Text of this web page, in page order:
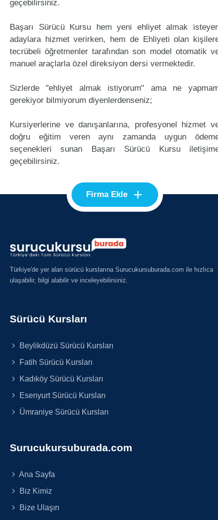
geçebilirsiniz.
Başarı Sürücü Kursu hem yeni ehliyet almak
adaylara hizmet verirken, hem de Ehliyeti olan
tecrübeli öğretmenler tarafından son model otomatik
manuel araçlarla özel direksiyon dersi vermektedir.
Sizlerde "ehliyet almak istiyorum" ama ne
gerekiyor bilmiyorum diyenlerdenseniz;
Kursiyerlerine ve danışanlarına, profesyonel hizmet
doğru eğitim veren aynı zamanda uygun
seçenekleri sunan Başarı Sürücü Kursu
geçebilirsiniz.
Firma Ekle +
Türkiye'de yer alan sürücü kurslarına Surucukursuburada.com ile hızlıca
ulaşabilir, bilgi alabilir ve inceleyebilirsiniz.
Sürücü Kursları
Beylikdüzü Sürücü Kursları
Fatih Sürücü Kursları
Kadıköy Sürücü Kursları
Esenyurt Sürücü Kursları
Ümraniye Sürücü Kursları
Surucukursuburada.com
Ana Sayfa
Biz Kimiz
Bize Ulaşın